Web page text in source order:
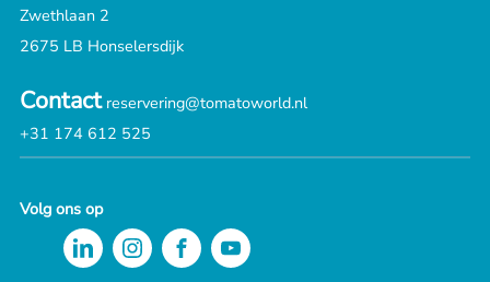
Zwethlaan 2
2675 LB Honselersdijk
Contact reservering@tomatoworld.nl
+31 174 612 525
Volg ons op